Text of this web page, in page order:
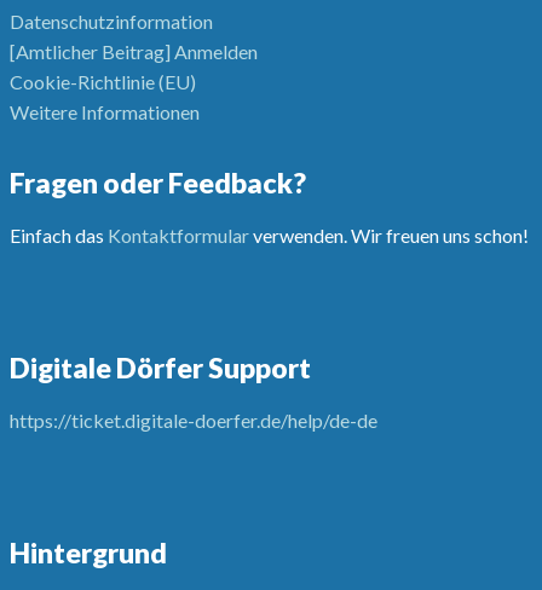
Datenschutzinformation
[Amtlicher Beitrag] Anmelden
Cookie-Richtlinie (EU)
Weitere Informationen
Fragen oder Feedback?
Einfach das Kontaktformularverwenden. Wir freuen uns schon!
Digitale Dörfer Support
https://ticket.digitale-doerfer.de/help/de-de
Hintergrund